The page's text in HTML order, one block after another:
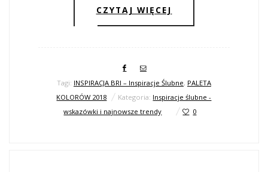
CZYTAJ WIĘCEJ
Tagi: INSPIRACJA BRI – Inspiracje Ślubne, PALETA
KOLORÓW 2018
Kategoria: Inspiracje ślubne -
wskazówki i najnowsze trendy
0